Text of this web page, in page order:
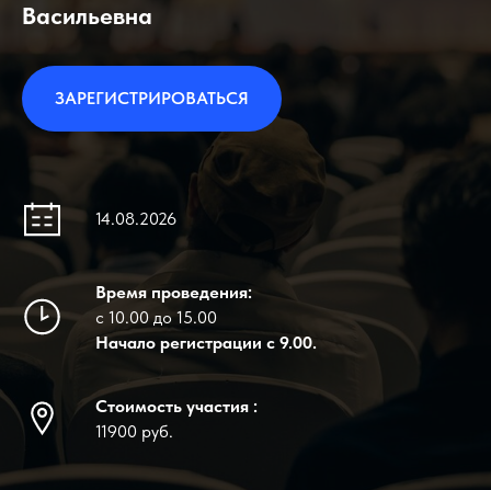
Васильевна
ЗАРЕГИСТРИРОВАТЬСЯ
14.08.2026
Время проведения:
с 10.00 до 15.00
Начало регистрации с 9.00.
Стоимость участия :
11900 руб.